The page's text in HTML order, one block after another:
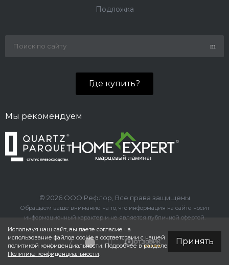
Подложка
Где купить?
Мы рекомендуем
© 2026 ООО Рефлор, Все права защищены
Обращаем ваше внимание на то, что информация на сайте носит
информационный характер и не является публичной офертой.
Используя наш сайт, вы даете согласие на
использование файлов cookie в соответствии с нашей
политикой конфиденциальности. Подробнее в разделе
Политика конфиденциальности.
Принять